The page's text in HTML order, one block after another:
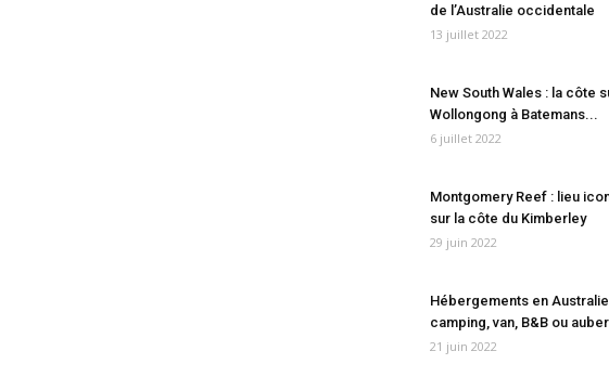
de l’Australie occidentale
13 juillet 2022
New South Wales : la côte
Wollongong à Batemans...
6 juillet 2022
Montgomery Reef : lieu
sur la côte du Kimberley
29 juin 2022
Hébergements en
camping, van, B&B ou
21 juin 2022